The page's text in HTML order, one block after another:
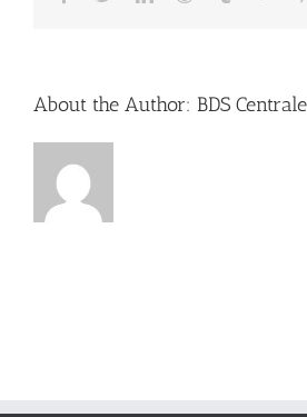
About the Author: BDS